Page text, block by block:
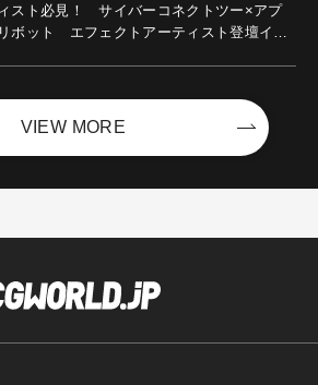
ィスト必見！ サイバーコネクトツー×アプ
リボット エフェクトアーティスト登壇イベ
VIEW MORE